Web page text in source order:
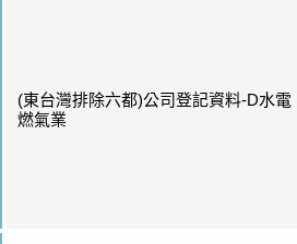
(東台灣排除六都)公司登記資料-D水電
燃氣業